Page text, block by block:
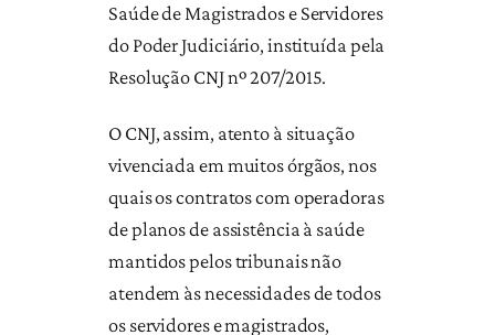
Saúde de Magistrados e Servidores
do Poder Judiciário, instituída pela
Resolução CNJ nº 207/2015.
O CNJ, assim, atento à situação
vivenciada em muitos órgãos, nos
quais os contratos com operadoras
de planos de assistência à saúde
mantidos pelos tribunais não
atendem às necessidades de todos
os servidores e magistrados,